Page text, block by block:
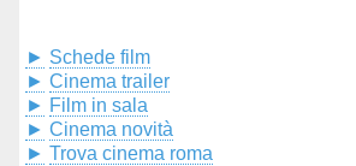
► Schede film
► Cinema trailer
► Film in sala
► Cinema novità
► Trova cinema roma